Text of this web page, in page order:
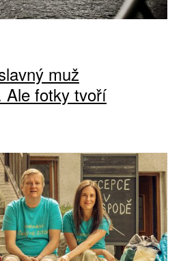
muž
Ale fotky tvoří